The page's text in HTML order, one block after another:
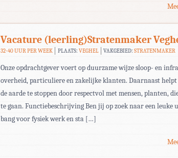
Vacature (leerling)Stratenmaker
32-40 UUR PER WEEK PLAATS: VEGHEL VAKGEBIED:STRATENMAKER
Onze opdrachtgever voert op duurzame wijze sloop- en
overheid, particuliere en zakelijke klanten. Daarnaast
de aarde te stoppen door respectvol met mensen, planten,
te gaan. Functiebeschrijving Ben jij op zoek naar een leuke
bang voor fysiek werk en sta […]